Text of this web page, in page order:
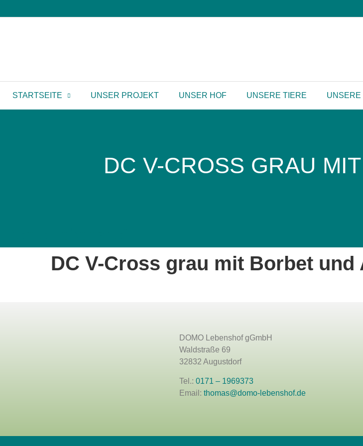
STARTSEITE UNSER PROJEKT UNSER HOF UNSERE TIERE
DC V-CROSS GRAU
DC V-Cross grau mit Borbet und
DOMO Lebenshof gGmbH
Waldstraße 69
32832 Augustdorf
Tel.: 0171 – 1969373
Email: thomas@domo-lebenshof.de